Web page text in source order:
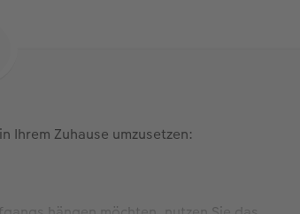
Ihrem Zuhause umzusetzen: